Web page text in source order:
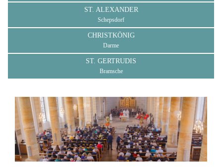
ST. ALEXANDER
Schepsdorf
CHRISTKÖNIG
Darme
ST. GERTRUDIS
Bramsche